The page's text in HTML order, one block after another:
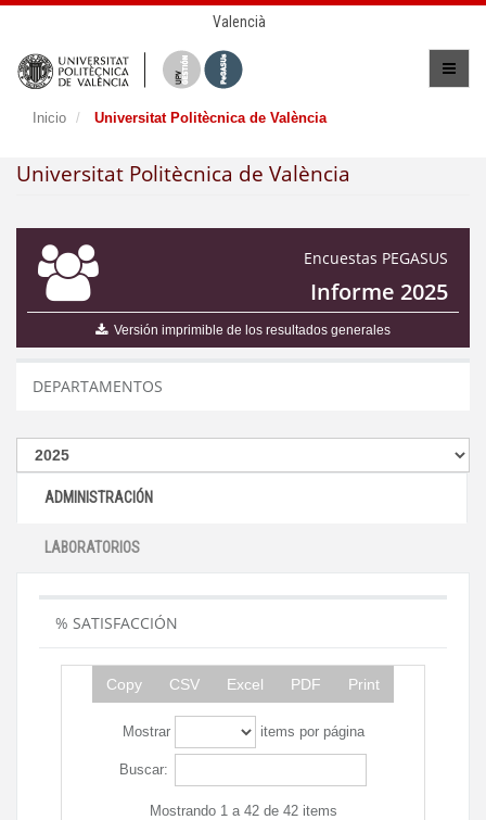
Valencià
Inicio Universitat Politècnica de València
Universitat Politècnica de València
Encuestas PEGASUS
Informe 2025
Versión imprimible de los resultados generales
DEPARTAMENTOS
ADMINISTRACIÓN
LABORATORIOS
% SATISFACCIÓN
Copy CSV Excel PDF Print
Mostrar items por página
Buscar:
Mostrando 1 a 42 de 42 items